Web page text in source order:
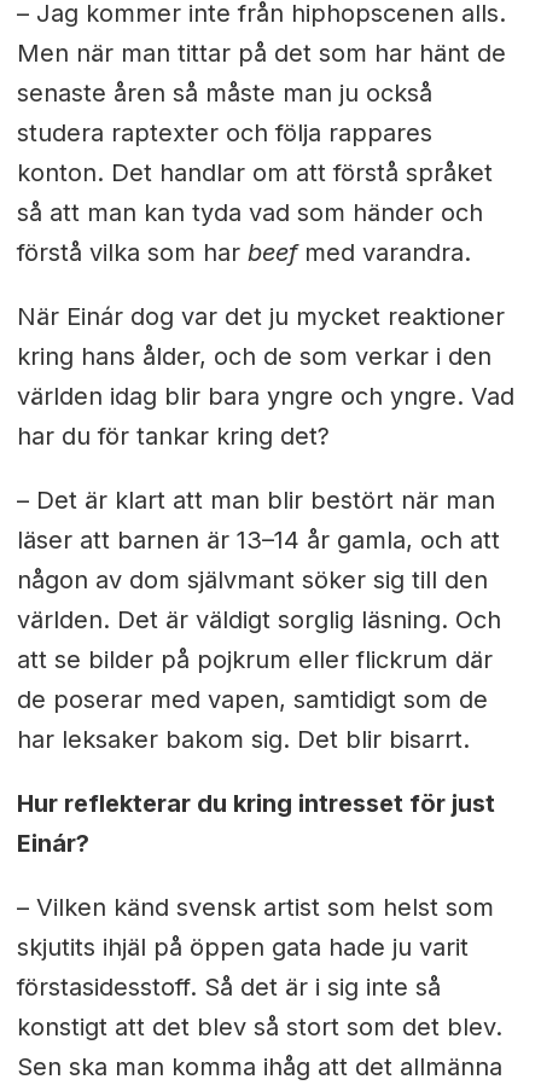
– Jag kommer inte från hiphopscenen alls.
Men när man tittar på det som har hänt de
senaste åren så måste man ju också
studera raptexter och följa rappares
konton. Det handlar om att förstå språket
så att man kan tyda vad som händer och
förstå vilka som har beefmed varandra.
När Einár dog var det ju mycket reaktioner
kring hans ålder, och de som verkar i den
världen idag blir bara yngre och yngre. Vad
har du för tankar kring det?
– Det är klart att man blir bestört när man
läser att barnen är 13–14 år gamla, och att
någon av dom självmant söker sig till den
världen. Det är väldigt sorglig läsning. Och
att se bilder på pojkrum eller flickrum där
de poserar med vapen, samtidigt som de
har leksaker bakom sig. Det blir bisarrt.
Hur reflekterar du kring intresset för just
Einár?
– Vilken känd svensk artist som helst som
skjutits ihjäl på öppen gata hade ju varit
förstasidesstoff. Så det är i sig inte så
konstigt att det blev så stort som det blev.
Sen ska man komma ihåg att det allmänna